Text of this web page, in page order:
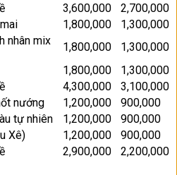
3,600,000 2,700,000
1,800,000
1,300,000
nhân mix
1,800,000
1,300,000
1,800,000
1,300,000
4,300,000 3,100,000
nướng 1,200,000
900,000
tự nhiên
1,200,000
900,000
Xê)
1,200,000
900,000
2,900,000 2,200,000